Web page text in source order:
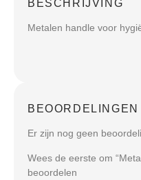
BESCHRIJVING
Metalen handle voor
BEOORDELINGEN
Er zijn nog geen
Wees de eerste om
beoordelen